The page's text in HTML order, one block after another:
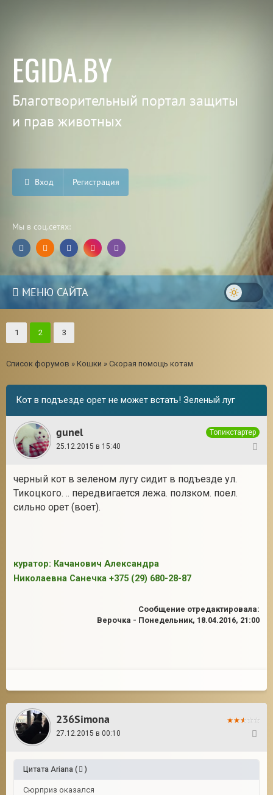
EGIDA.BY
Благотворительный портал защиты
и прав животных
Вход Регистрация
Мы в соц.сетях:
МЕНЮ САЙТА
1 2 3
Список форумов » Кошки » Скорая помощь котам
Кот в подъезде орет не может встать! Зеленый луг
gunel
Топикстартер
25.12.2015 в 15:40
черный кот в зеленом лугу сидит в подъезде ул.
Тикоцкого. .. передвигается лежа. ползком. поел.
сильно орет (воет).
куратор: Качанович Александра
Николаевна Санечка +375 (29) 680-28-87
Сообщение отредактировала:
Верочка - Понедельник, 18.04.2016, 21:00
236Simona
27.12.2015 в 00:10
Цитата Ariana ( )
Сюрприз оказался